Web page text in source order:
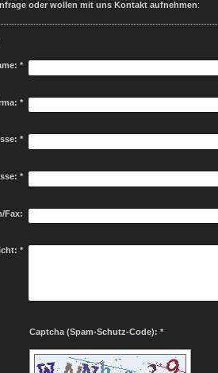
oder wollen mit uns Kontakt aufnehmen:
*
*
*
*
Fax:
*
Captcha (Spam-Schutz-Code): *